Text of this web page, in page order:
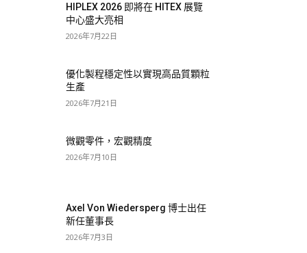
HIPLEX 2026 即將在 HITEX 展覽
中心盛大亮相
2026年7月22日
優化製程穩定性以實現高品質顆粒
生產
2026年7月21日
微觀零件，宏觀精度
2026年7月10日
Axel Von Wiedersperg 博士出任
新任董事長
2026年7月3日